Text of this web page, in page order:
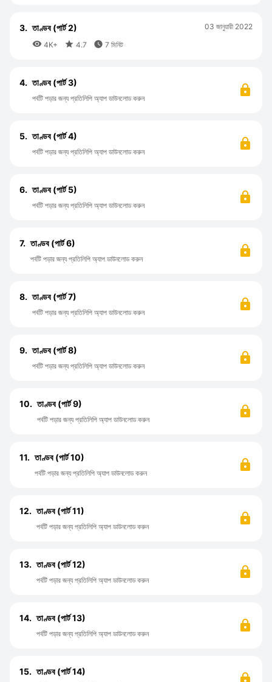
3. তাণ্ডব (পার্ট 2)
 4K+  4.7  7 মিনিট
03 জানুয়ারী 2022
4. তাণ্ডব (পার্ট 3)
পর্বটি পড়ার জন্য প্রতিলিপি অ্যাপ ডাউনলোড করুন
5. তাণ্ডব (পার্ট 4)
পর্বটি পড়ার জন্য প্রতিলিপি অ্যাপ ডাউনলোড করুন
6. তাণ্ডব (পার্ট 5)
পর্বটি পড়ার জন্য প্রতিলিপি অ্যাপ ডাউনলোড করুন
7. তাণ্ডব (পার্ট 6)
পর্বটি পড়ার জন্য প্রতিলিপি অ্যাপ ডাউনলোড করুন
8. তাণ্ডব (পার্ট 7)
পর্বটি পড়ার জন্য প্রতিলিপি অ্যাপ ডাউনলোড করুন
9. তাণ্ডব (পার্ট 8)
পর্বটি পড়ার জন্য প্রতিলিপি অ্যাপ ডাউনলোড করুন
10. তাণ্ডব (পার্ট 9)
পর্বটি পড়ার জন্য প্রতিলিপি অ্যাপ ডাউনলোড করুন
11. তাণ্ডব (পার্ট 10)
পর্বটি পড়ার জন্য প্রতিলিপি অ্যাপ ডাউনলোড করুন
12. তাণ্ডব (পার্ট 11)
পর্বটি পড়ার জন্য প্রতিলিপি অ্যাপ ডাউনলোড করুন
13. তাণ্ডব (পার্ট 12)
পর্বটি পড়ার জন্য প্রতিলিপি অ্যাপ ডাউনলোড করুন
14. তাণ্ডব (পার্ট 13)
পর্বটি পড়ার জন্য প্রতিলিপি অ্যাপ ডাউনলোড করুন
15. তাণ্ডব (পার্ট 14)